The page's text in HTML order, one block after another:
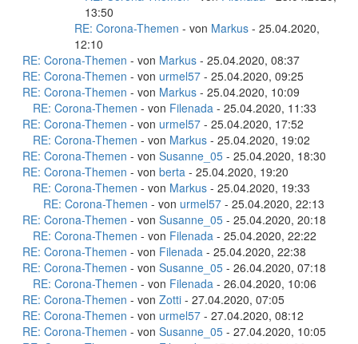
13:50
RE: Corona-Themen - von Markus - 25.04.2020,
12:10
RE: Corona-Themen - von Markus - 25.04.2020, 08:37
RE: Corona-Themen - von urmel57 - 25.04.2020, 09:25
RE: Corona-Themen - von Markus - 25.04.2020, 10:09
RE: Corona-Themen - von Filenada - 25.04.2020, 11:33
RE: Corona-Themen - von urmel57 - 25.04.2020, 17:52
RE: Corona-Themen - von Markus - 25.04.2020, 19:02
RE: Corona-Themen - von Susanne_05 - 25.04.2020, 18:30
RE: Corona-Themen - von berta - 25.04.2020, 19:20
RE: Corona-Themen - von Markus - 25.04.2020, 19:33
RE: Corona-Themen - von urmel57 - 25.04.2020, 22:13
RE: Corona-Themen - von Susanne_05 - 25.04.2020, 20:18
RE: Corona-Themen - von Filenada - 25.04.2020, 22:22
RE: Corona-Themen - von Filenada - 25.04.2020, 22:38
RE: Corona-Themen - von Susanne_05 - 26.04.2020, 07:18
RE: Corona-Themen - von Filenada - 26.04.2020, 10:06
RE: Corona-Themen - von Zotti - 27.04.2020, 07:05
RE: Corona-Themen - von urmel57 - 27.04.2020, 08:12
RE: Corona-Themen - von Susanne_05 - 27.04.2020, 10:05